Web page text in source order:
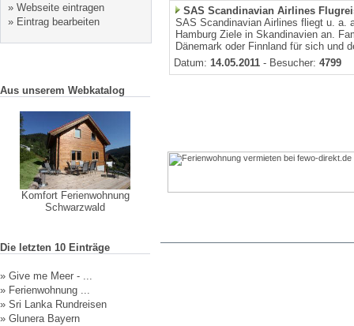
» Webseite eintragen
» Eintrag bearbeiten
Aus unserem Webkatalog
Komfort Ferienwohnung
Schwarzwald
Die letzten 10 Einträge
» Give me Meer - ...
» Ferienwohnung ...
» Sri Lanka Rundreisen
» Glunera Bayern
SAS Scandinavian Airlines
SAS Scandinavian Airlines fliegt u. a.
Hamburg Ziele in Skandinavien an.
Dänemark oder Finnland für sich und
Datum: 14.05.2011 - Besucher: 4799